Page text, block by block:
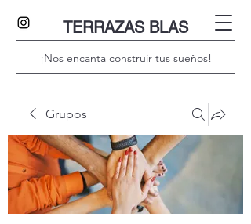
TERRAZAS BLAS
¡Nos encanta construir tus sueños!
Grupos